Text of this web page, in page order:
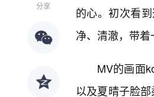
分享
的心。初次看
净、清澈，带
MV的画面
以及夏晴子脸